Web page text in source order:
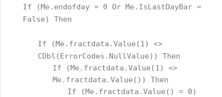
If (Me.endofday = 0 Or Me.IsLastDayBar =
False) Then
If (Me.fractdata.Value(1) <>
CDbl(ErrorCodes.NullValue)) Then
If (Me.fractdata.Value(1) <>
Me.fractdata.Value()) Then
If (Me.fractdata.Value() = 0)